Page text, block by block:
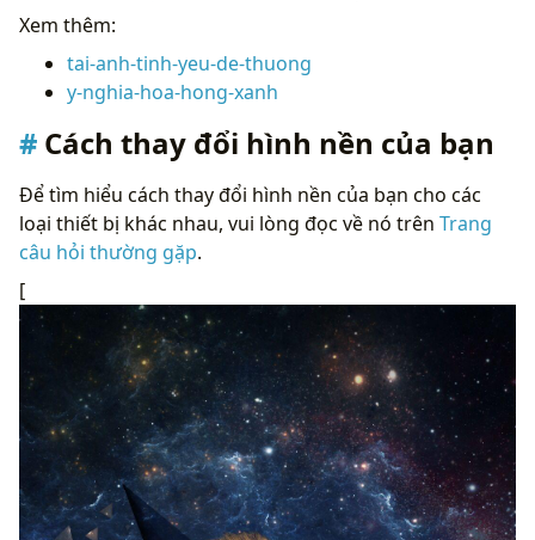
Xem thêm:
tai-anh-tinh-yeu-de-thuong
y-nghia-hoa-hong-xanh
Cách thay đổi hình nền của bạn
Để tìm hiểu cách thay đổi hình nền của bạn cho các
loại thiết bị khác nhau, vui lòng đọc về nó trên Trang
câu hỏi thường gặp.
[